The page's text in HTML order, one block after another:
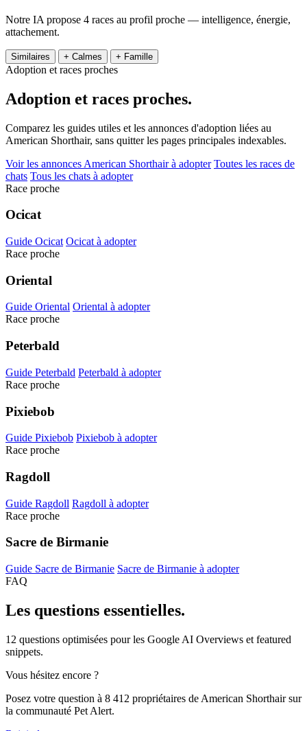
Notre IA propose 4 races au profil proche — intelligence, énergie,
attachement.
Similaires + Calmes + Famille
Adoption et races proches
Adoption et races proches.
Comparez les guides utiles et les annonces d'adoption liées au
American Shorthair, sans quitter les pages principales indexables.
Voir les annonces American Shorthair à adopter Toutes les races de
chats Tous les chats à adopter
Race proche
Ocicat
Guide Ocicat Ocicat à adopter
Race proche
Oriental
Guide Oriental Oriental à adopter
Race proche
Peterbald
Guide Peterbald Peterbald à adopter
Race proche
Pixiebob
Guide Pixiebob Pixiebob à adopter
Race proche
Ragdoll
Guide Ragdoll Ragdoll à adopter
Race proche
Sacre de Birmanie
Guide Sacre de Birmanie Sacre de Birmanie à adopter
FAQ
Les questions essentielles.
12 questions optimisées pour les Google AI Overviews et featured
snippets.
Vous hésitez encore ?
Posez votre question à 8 412 propriétaires de American Shorthair sur
la communauté Pet Alert.